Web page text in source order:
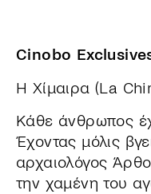
Cinobo
Η Χίμαιρα (La
Κάθε άνθρωπος
Έχοντας μόλις
αρχαιολόγος
την χαμένη του